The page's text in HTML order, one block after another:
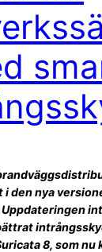
den nya
Uppdateringen
8, som nu